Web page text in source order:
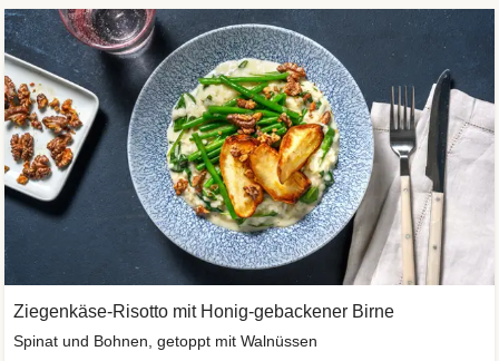
Ziegenkäse-Risotto mit Honig-gebackener Birne
Spinat und Bohnen, getoppt mit Walnüssen